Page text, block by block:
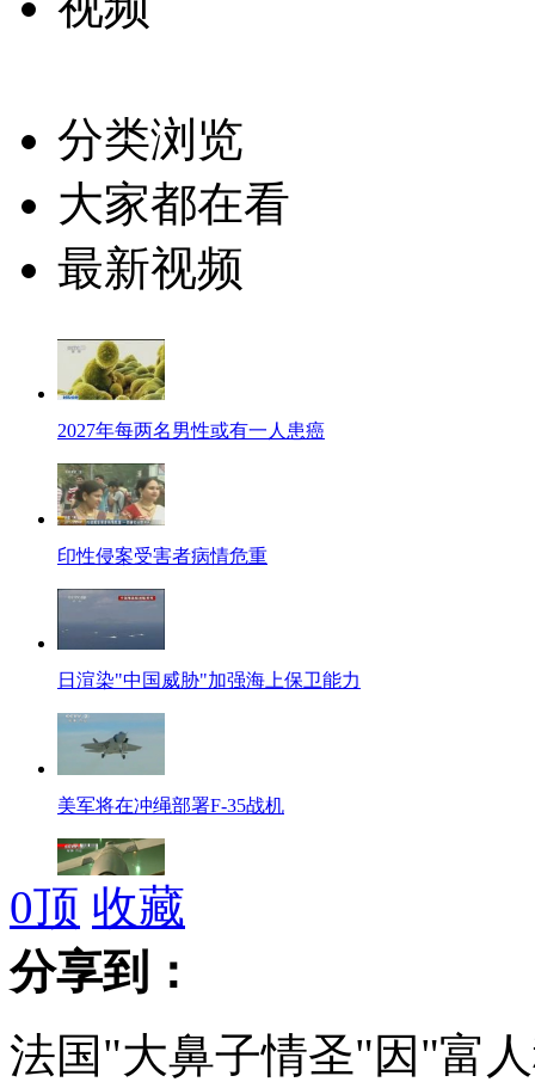
分类浏览
大家都在看
最新视频
2027年每两名男性或有一人患癌
印性侵案受害者病情危重
日渲染"中国威胁"加强海上保卫能力
美军将在冲绳部署F-35战机
伊朗称自身无人机技术比美先进
监拍17岁男子无证醉驾连撞5车
0顶 收藏
分享到：
法国"大鼻子情圣"因"富